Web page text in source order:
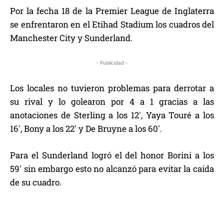
Por la fecha 18 de la Premier League de Inglaterra
se enfrentaron en el Etihad Stadium los cuadros del
Manchester City y Sunderland.
- Publicidad -
Los locales no tuvieron problemas para derrotar a
su rival y lo golearon por 4 a 1 gracias a las
anotaciones de Sterling a los 12′, Yaya Touré a los
16′, Bony a los 22′ y De Bruyne a los 60′.
Para el Sunderland logró el del honor Borini a los
59′ sin embargo esto no alcanzó para evitar la caída
de su cuadro.